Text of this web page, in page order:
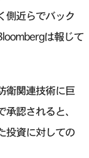
側近らでバック
は報じて
衛関連技術に巨
認されると、
投資に対しての